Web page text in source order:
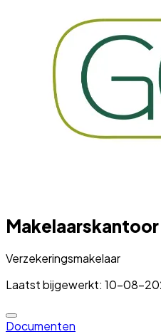
Verzekeringsmakelaar
Laatst bijgewerkt: 10-08-
Documenten